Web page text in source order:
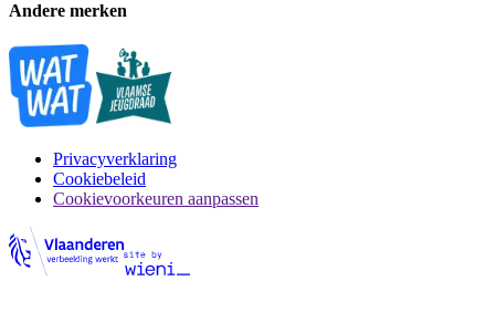
Andere merken
Privacyverklaring
Cookiebeleid
Cookievoorkeuren aanpassen